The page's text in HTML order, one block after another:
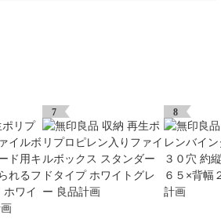
7 8